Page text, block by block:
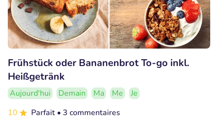
Frühstück oder Bananenbrot To-go inkl.
Heißgetränk
Aujourd'hui Demain Ma Me
Je
10
Parfait • 3 commentaires